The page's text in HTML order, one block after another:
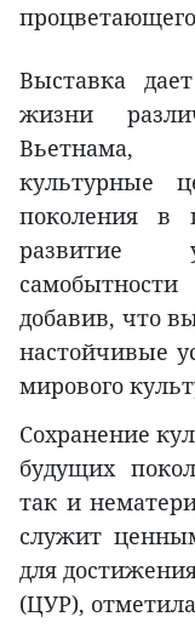
Выставка
жизни
Вьетнама,
культурные
поколения в
развитие
добавив, что
настойчивые
мирового
Сохранение
будущих
так и
служит
для
(ЦУР),